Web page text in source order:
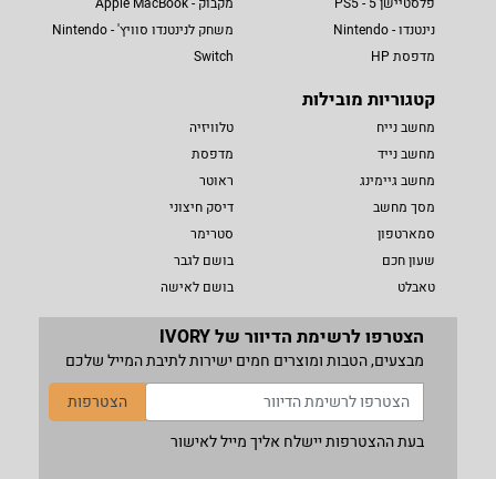
נינטנדו - Nintendo
מדפסת HP
משחק לנינטנדו סוויץ' - Nintendo
Switch
קטגוריות מובילות
מחשב נייח
מחשב נייד
מחשב גיימינג
מסך מחשב
סמארטפון
שעון חכם
טאבלט
טלוויזיה
מדפסת
ראוטר
דיסק חיצוני
סטרימר
בושם לגבר
בושם לאישה
הצטרפו לרשימת הדיוור של IVORY
מבצעים, הטבות ומוצרים חמים ישירות לתיבת המייל שלכם
הצטרפות
בעת ההצטרפות יישלח אליך מייל לאישור